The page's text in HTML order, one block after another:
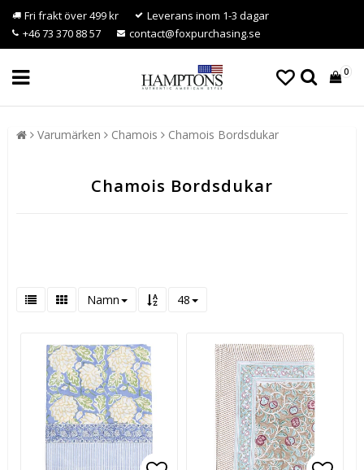
Fri frakt över 499 kr
Leverans inom 1-3 dagar
+46 73 370 88 57
contact@foxpurchasing.se
0
Varumärken Chamois Chamois Bordsdukar
Chamois Bordsdukar
Namn 48